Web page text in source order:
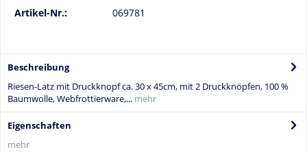
Artikel-Nr.: 069781
Beschreibung
Riesen-Latz mit Druckknopf ca. 30 x 45cm, mit 2 Druckknöpfen, 100 %
Baumwolle, Webfrottierware,... mehr
Eigenschaften
mehr